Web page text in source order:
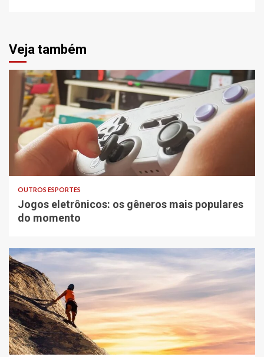
Veja também
OUTROS ESPORTES
Jogos eletrônicos: os gêneros mais populares
do momento